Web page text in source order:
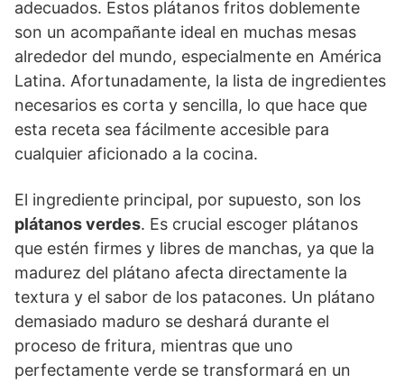
adecuados. Estos plátanos fritos doblemente
son un acompañante ideal en muchas mesas
alrededor del mundo, especialmente en América
Latina. Afortunadamente, la lista de ingredientes
necesarios es corta y sencilla, lo que hace que
esta receta sea fácilmente accesible para
cualquier aficionado a la cocina.
El ingrediente principal, por supuesto, son los
plátanos verdes. Es crucial escoger plátanos
que estén firmes y libres de manchas, ya que la
madurez del plátano afecta directamente la
textura y el sabor de los patacones. Un plátano
demasiado maduro se deshará durante el
proceso de fritura, mientras que uno
perfectamente verde se transformará en un